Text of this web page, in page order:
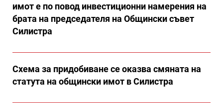
имот е по повод инвестиционни намерения на
брата на председателя на Общински съвет
Силистра
Схема за придобиване се оказва смяната на
статута на общински имот в Силистра